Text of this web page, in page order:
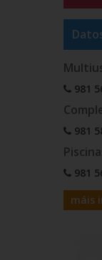
981
981
981
máis